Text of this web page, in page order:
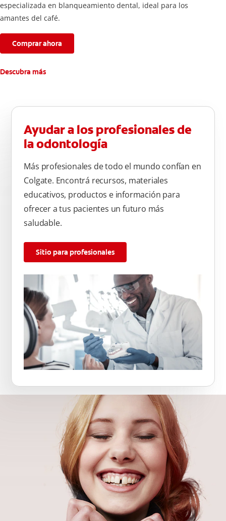
especializada en blanqueamiento dental, ideal para los
amantes del café.
Comprar ahora
Descubra más
Ayudar a los profesionales de
la odontología
Más profesionales de todo el mundo confían en
Colgate. Encontrá recursos, materiales
educativos, productos e información para
ofrecer a tus pacientes un futuro más
saludable.
Sitio para profesionales